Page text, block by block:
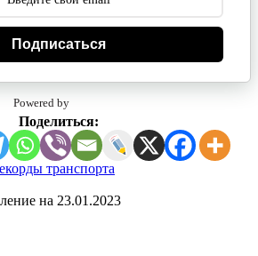
Подписаться
Powered by
Поделиться:
транспорта
на 23.01.2023